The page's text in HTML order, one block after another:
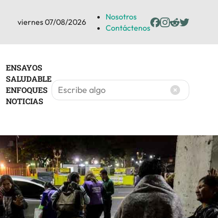
viernes 07/08/2026
Nosotros
Contáctenos
ENSAYOS
SALUDABLE
ENFOQUES
NOTICIAS